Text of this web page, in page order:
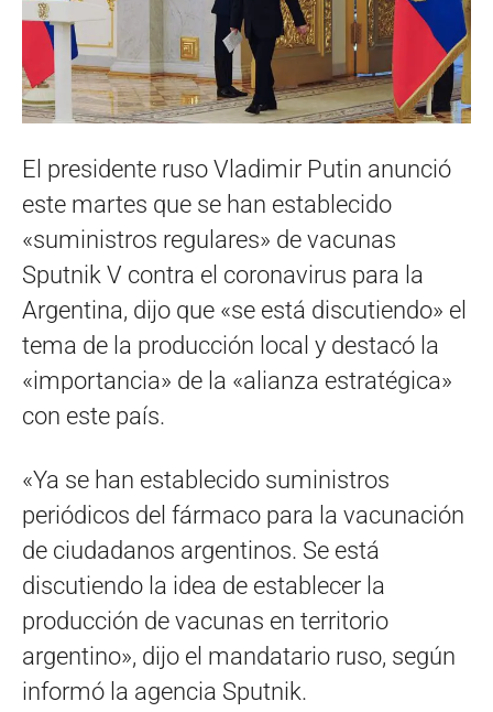
El presidente ruso Vladimir Putin anunció
este martes que se han establecido
«suministros regulares» de vacunas
Sputnik V contra el coronavirus para la
Argentina, dijo que «se está discutiendo» el
tema de la producción local y destacó la
«importancia» de la «alianza estratégica»
con este país.
«Ya se han establecido suministros
periódicos del fármaco para la vacunación
de ciudadanos argentinos. Se está
discutiendo la idea de establecer la
producción de vacunas en territorio
argentino», dijo el mandatario ruso, según
informó la agencia Sputnik.